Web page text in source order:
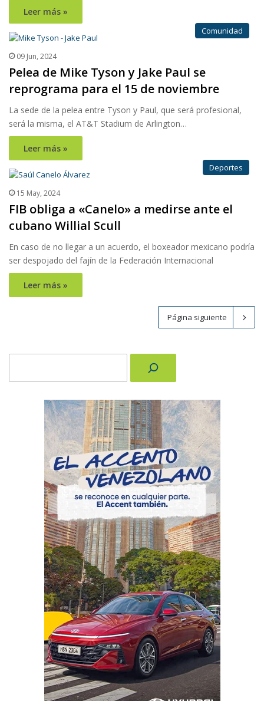
Leer más »
Comunidad
09 Jun, 2024
Pelea de Mike Tyson y Jake Paul se
reprograma para el 15 de noviembre
La sede de la pelea entre Tyson y Paul, que será profesional,
será la misma, el AT&T Stadium de Arlington…
Leer más »
Deportes
15 May, 2024
FIB obliga a «Canelo» a medirse ante el
cubano Willial Scull
En caso de no llegar a un acuerdo, el boxeador mexicano podría
ser despojado del fajín de la Federación Internacional
Leer más »
Página siguiente